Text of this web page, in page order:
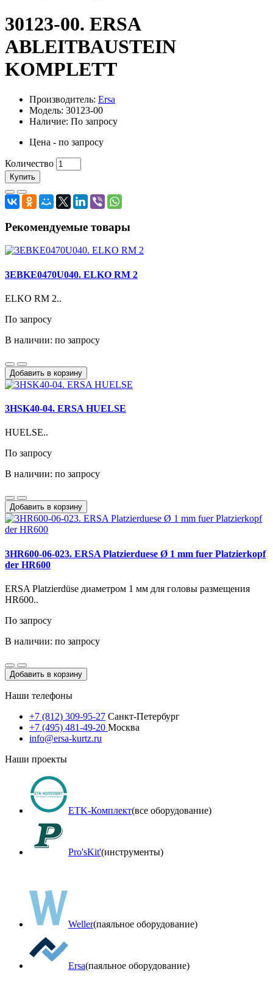
30123-00. ERSA
ABLEITBAUSTEIN
KOMPLETT
Производитель: Ersa
Модель: 30123-00
Наличие: По запросу
Цена - по запросу
Количество
Купить
Рекомендуемые товары
3EBKE0470U040. ELKO RM 2
ELKO RM 2..
По запросу
В наличии: по запросу
Добавить в корзину
3HSK40-04. ERSA HUELSE
HUELSE..
По запросу
В наличии: по запросу
Добавить в корзину
3HR600-06-023. ERSA Platzierduese Ø 1 mm fuer Platzierkopf
der HR600
ERSA Platzierdüse диаметром 1 мм для головы размещения
HR600..
По запросу
В наличии: по запросу
Добавить в корзину
Наши телефоны
+7 (812) 309-95-27 Санкт-Петербург
+7 (495) 481-49-20 Москва
info@ersa-kurtz.ru
Наши проекты
ETK-Комплект(все оборудование)
Pro'sKit'(инструменты)
Weller(паяльное оборудование)
Ersa(паяльное оборудование)